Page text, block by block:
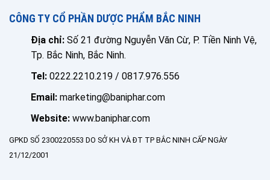
CÔNG TY CỔ PHẦN DƯỢC PHẨM BẮC NINH
Địa chỉ: Số 21 đường Nguyễn Văn Cừ, P. Tiền Ninh Vệ,
Tp. Bắc Ninh, Bắc Ninh.
Tel: 0222.2210.219 / 0817.976.556
Email: marketing@baniphar.com
Website: www.baniphar.com
GPKD SỐ 2300220553 DO SỞ KH VÀ ĐT TP BẮC NINH CẤP NGÀY
21/12/2001